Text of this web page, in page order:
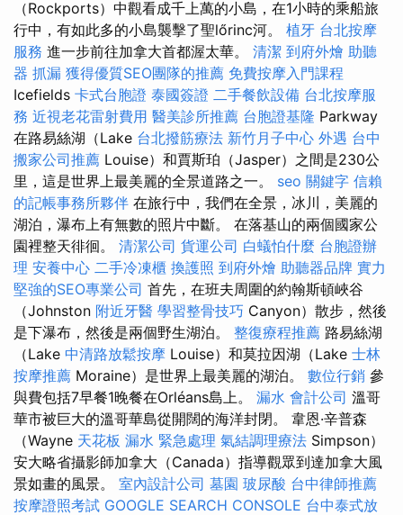
（Rockports）中觀看成千上萬的小島，在1小時的乘船旅
行中，有如此多的小島襲擊了聖lőrinc河。 植牙 台北按摩
服務 進一步前往加拿大首都渥太華。 清潔 到府外燴 助聽
器 抓漏 獲得優質SEO團隊的推薦 免費按摩入門課程
Icefields 卡式台胞證 泰國簽證 二手餐飲設備 台北按摩服
務 近視老花雷射費用 醫美診所推薦 台胞證基隆 Parkway
在路易絲湖（Lake 台北撥筋療法 新竹月子中心 外遇 台中
搬家公司推薦 Louise）和賈斯珀（Jasper）之間是230公
里，這是世界上最美麗的全景道路之一。 seo 關鍵字 信賴
的記帳事務所夥伴 在旅行中，我們在全景，冰川，美麗的
湖泊，瀑布上有無數的照片中斷。 在落基山的兩個國家公
園裡整天徘徊。 清潔公司 貨運公司 白蟻怕什麼 台胞證辦
理 安養中心 二手冷凍櫃 換護照 到府外燴 助聽器品牌 實力
堅強的SEO專業公司 首先，在班夫周圍的約翰斯頓峽谷
（Johnston 附近牙醫 學習整骨技巧 Canyon）散步，然後
是下瀑布，然後是兩個野生湖泊。 整復療程推薦 路易絲湖
（Lake 中清路放鬆按摩 Louise）和莫拉因湖（Lake 士林
按摩推薦 Moraine）是世界上最美麗的湖泊。 數位行銷 參
與費包括7早餐1晚餐在Orléans島上。 漏水 會計公司 溫哥
華市被巨大的溫哥華島從開闊的海洋封閉。 韋恩·辛普森
（Wayne 天花板 漏水 緊急處理 氣結調理療法 Simpson）
安大略省攝影師加拿大（Canada）指導觀眾到達加拿大風
景如畫的風景。 室內設計公司 墓園 玻尿酸 台中律師推薦
按摩證照考試 GOOGLE SEARCH CONSOLE 台中泰式放